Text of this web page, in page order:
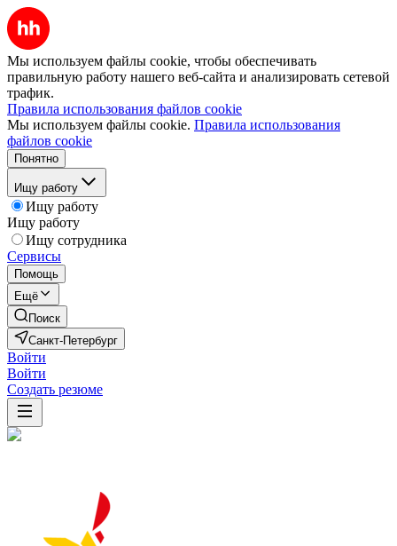
Мы используем файлы cookie, чтобы обеспечивать
правильную работу нашего веб-сайта и анализировать сетевой
трафик.
Правила использования файлов cookie
Мы используем файлы cookie. Правила использования
файлов cookie
Понятно
Ищу работу
Ищу работу
Ищу работу
Ищу сотрудника
Сервисы
Помощь
Ещё
Поиск
Санкт-Петербург
Войти
Войти
Создать резюме